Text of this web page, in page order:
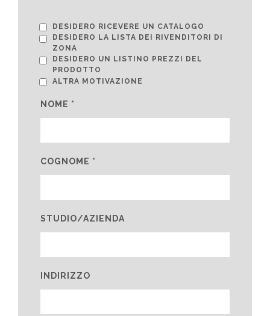
DESIDERO RICEVERE UN CATALOGO
DESIDERO LA LISTA DEI RIVENDITORI DI
ZONA
DESIDERO UN LISTINO PREZZI DEL
PRODOTTO
ALTRA MOTIVAZIONE
NOME *
COGNOME *
STUDIO/AZIENDA
INDIRIZZO